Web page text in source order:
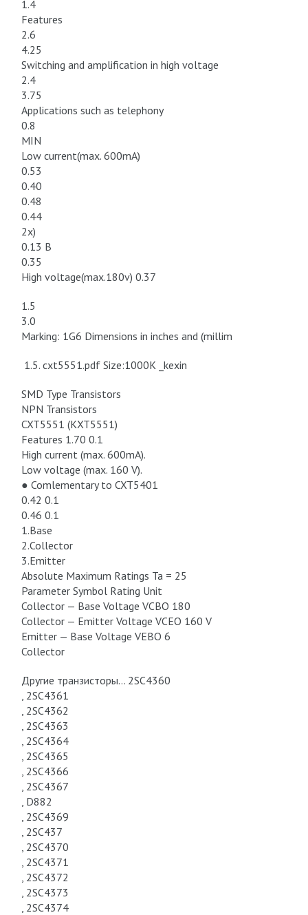
1.4
Features
2.6
4.25
Switching and amplification in high voltage
2.4
3.75
Applications such as telephony
0.8
MIN
Low current(max. 600mA)
0.53
0.40
0.48
0.44
2x)
0.13 B
0.35
High voltage(max.180v) 0.37
1.5
3.0
Marking: 1G6 Dimensions in inches and (millim
1.5. cxt5551.pdf Size:1000K _kexin
SMD Type Transistors
NPN Transistors
CXT5551 (KXT5551)
Features 1.70 0.1
High current (max. 600mA).
Low voltage (max. 160 V).
● Comlementary to CXT5401
0.42 0.1
0.46 0.1
1.Base
2.Collector
3.Emitter
Absolute Maximum Ratings Ta = 25
Parameter Symbol Rating Unit
Collector — Base Voltage VCBO 180
Collector — Emitter Voltage VCEO 160 V
Emitter — Base Voltage VEBO 6
Collector
Другие транзисторы… 2SC4360
, 2SC4361
, 2SC4362
, 2SC4363
, 2SC4364
, 2SC4365
, 2SC4366
, 2SC4367
, D882
, 2SC4369
, 2SC437
, 2SC4370
, 2SC4371
, 2SC4372
, 2SC4373
, 2SC4374